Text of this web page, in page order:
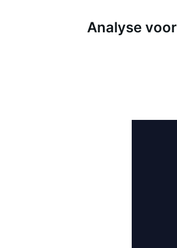
Analyse voor